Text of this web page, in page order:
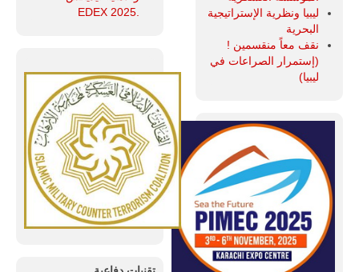
ليبيا ونظرية الإستراتيجية
البحرية
نقف معاً منقسمين !
(إستمرار الصراعات في
ليبيا)